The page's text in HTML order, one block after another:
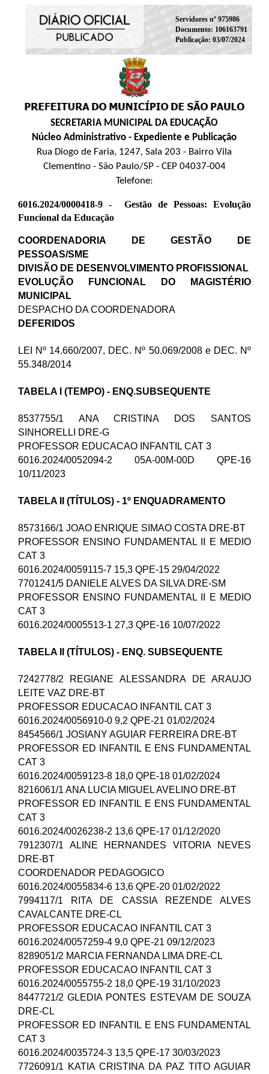
Servidores nº 975986
Documento: 106163791
Publicação: 03/07/2024
SECRETARIA MUNICIPAL DA EDUCAÇÃO
Núcleo Administrativo - Expediente e Publicação
Rua Diogo de Faria, 1247, Sala 203 - Bairro Vila
Clementino - São Paulo/SP - CEP 04037-004
Telefone:
6016.2024/0000418-9 -
Gestão de Pessoas: Evolução
Funcional da Educação
COORDENADORIA DE GESTÃO DE
PESSOAS/SME
DIVISÃO DE DESENVOLVIMENTO PROFISSIONAL
EVOLUÇÃO FUNCIONAL DO MAGISTÉRIO
MUNICIPAL
DESPACHO DA COORDENADORA
DEFERIDOS
LEI Nº 14.660/2007, DEC. Nº 50.069/2008 e DEC. Nº
55.348/2014
TABELA I (TEMPO) - ENQ.SUBSEQUENTE
8537755/1 ANA CRISTINA DOS SANTOS
SINHORELLI DRE-G
PROFESSOR EDUCACAO INFANTIL CAT 3
6016.2024/0052094-2 05A-00M-00D QPE-16
10/11/2023
TABELA II (TÍTULOS) - 1º ENQUADRAMENTO
8573166/1 JOAO ENRIQUE SIMAO COSTA DRE-BT
PROFESSOR ENSINO FUNDAMENTAL II E MEDIO
CAT 3
6016.2024/0059115-7 15,3 QPE-15 29/04/2022
7701241/5 DANIELE ALVES DA SILVA DRE-SM
PROFESSOR ENSINO FUNDAMENTAL II E MEDIO
CAT 3
6016.2024/0005513-1 27,3 QPE-16 10/07/2022
TABELA II (TÍTULOS) - ENQ. SUBSEQUENTE
7242778/2 REGIANE ALESSANDRA DE ARAUJO
LEITE VAZ DRE-BT
PROFESSOR EDUCACAO INFANTIL CAT 3
6016.2024/0056910-0 9,2 QPE-21 01/02/2024
8454566/1 JOSIANY AGUIAR FERREIRA DRE-BT
PROFESSOR ED INFANTIL E ENS FUNDAMENTAL
CAT 3
6016.2024/0059123-8 18,0 QPE-18 01/02/2024
8216061/1 ANA LUCIA MIGUEL AVELINO DRE-BT
PROFESSOR ED INFANTIL E ENS FUNDAMENTAL
CAT 3
6016.2024/0026238-2 13,6 QPE-17 01/12/2020
7912307/1 ALINE HERNANDES VITORIA NEVES
DRE-BT
COORDENADOR PEDAGOGICO
6016.2024/0055834-6 13,6 QPE-20 01/02/2022
7994117/1 RITA DE CASSIA REZENDE ALVES
CAVALCANTE DRE-CL
PROFESSOR EDUCACAO INFANTIL CAT 3
6016.2024/0057259-4 9,0 QPE-21 09/12/2023
8289051/2 MARCIA FERNANDA LIMA DRE-CL
PROFESSOR EDUCACAO INFANTIL CAT 3
6016.2024/0055755-2 18,0 QPE-19 31/10/2023
8447721/2 GLEDIA PONTES ESTEVAM DE SOUZA
DRE-CL
PROFESSOR ED INFANTIL E ENS FUNDAMENTAL
CAT 3
6016.2024/0035724-3 13,5 QPE-17 30/03/2023
7726091/1 KATIA CRISTINA DA PAZ TITO AGUIAR